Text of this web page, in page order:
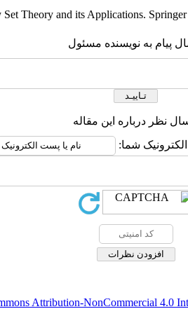
Theory and its Applications.
پیام به نویسنده مسئول
نظر درباره این مقاله
شما:
Attribution-NonCommercial 4.0